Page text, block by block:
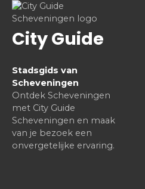
City Guide
Stadsgids van
Scheveningen
Ontdek Scheveningen
met City Guide
Scheveningen en maak
van je bezoek een
onvergetelijke ervaring.